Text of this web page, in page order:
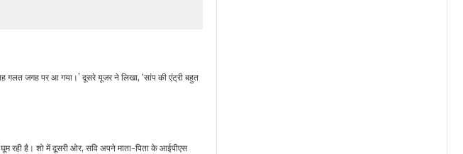
गलत जगह पर आ गया।’ दूसरे यूजर ने लिखा, ‘सांप की एंट्री बहुत
घूम रही है। शो में दूसरी ओर, सवि अपने माता-पिता के आईपीएस